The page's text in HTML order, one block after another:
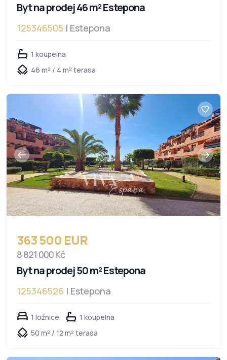
Byt na prodej 46 m² Estepona
125346505 | Estepona
1 koupelna
46 m² / 4 m² terasa
363 500 EUR
8 821 000 Kč
Byt na prodej 50 m² Estepona
125346526 | Estepona
1 ložnice
1 koupelna
50 m² / 12 m² terasa